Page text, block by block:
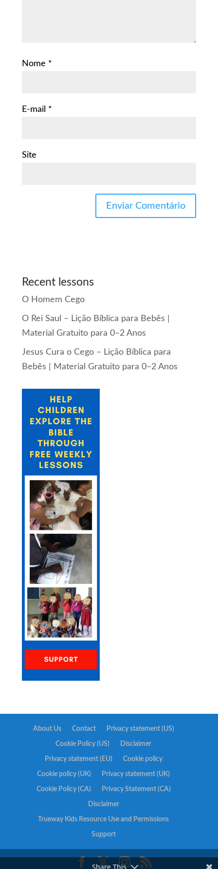
Nome *
E-mail *
Site
Recent lessons
O Homem Cego
O Rei Saul – Lição Bíblica para Bebês |
Material Gratuito para 0–2 Anos
Jesus Cura o Cego – Lição Bíblica para
Bebês | Material Gratuito para 0–2 Anos
About Us Contact Privacy statement (US)
Cookie Policy (US) Disclaimer
Privacy statement (EU) Cookie policy
Cookie policy (UK) Privacy statement (UK)
Cookie Policy (CA) Privacy Statement (CA)
Disclaimer
Trueway Kids Resource Use and Permissions
Support
Share This